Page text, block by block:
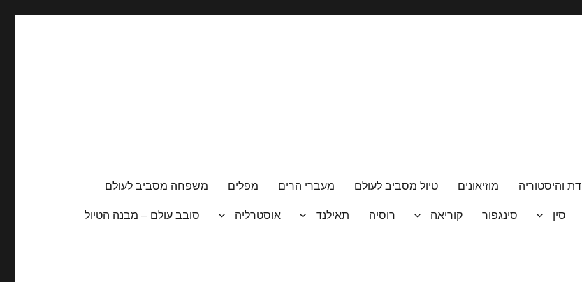
דת והיסטוריה מוזיאונים טיול מסביב לעולם מעברי הרים מפלים משפחה מסביב לעולם
סין סינגפור קוריאה רוסיה תאילנד אוסטרליה סובב עולם – מבנה הטיול